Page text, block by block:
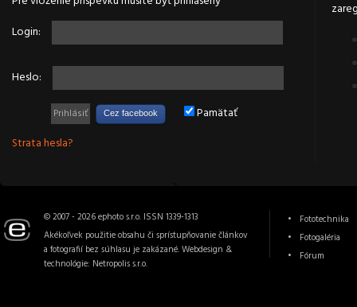
Login:
Heslo:
Cez facebook
Pamätať
Strata hesla?
© 2007 - 2026 ephoto s.r.o. ISSN 1339-1313
Akékoľvek použitie obsahu či sprístupňovanie článkov
a fotografií bez súhlasu je zakázané. Webdesign &
technológie: Netropolis s.r.o.
Fototechnika
Fotogaléria
Fórum